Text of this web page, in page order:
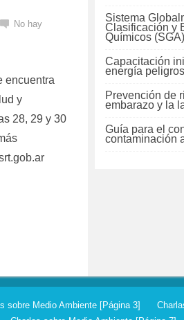
No hay
encuentra
y
28, 29 y 30
Sistema
Clasificación y
Químicos (SGA)
Capacitación
energía
Prevención de
embarazo y la
Guía para el
contaminación
sobre Medio Ambiente [Página 3]